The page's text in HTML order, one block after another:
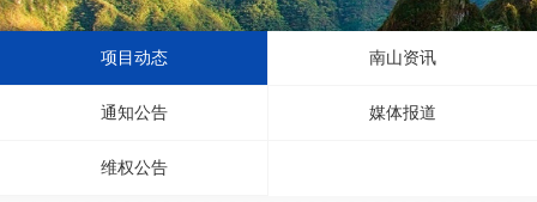
项目动态 南山资讯
通知公告 媒体报道
维权公告